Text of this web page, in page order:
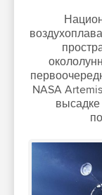
NASA